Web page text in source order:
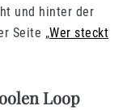
und hinter der
Seite „Wer steckt
Loop